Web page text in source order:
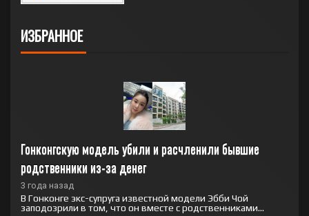
ИЗБРАННОЕ
Гонконгскую модель убили и расчленили бывшие
родственники из-за денег
3 года назад
В Гонконге экс-супруга известной модели Эбби Чой
заподозрили в том, что он вместе с родственниками...